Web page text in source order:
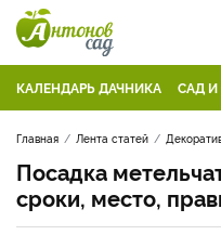
КАЛЕНДАРЬ ДАЧНИКА САД И
Главная Лента статей
Посадка
сроки, место,